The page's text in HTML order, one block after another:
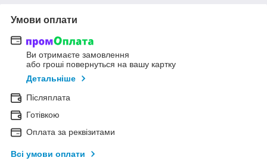
Умови оплати
Ви отримаєте замовлення
або гроші повернуться на вашу картку
Детальніше
Післяплата
Готівкою
Оплата за реквізитами
Всі умови оплати